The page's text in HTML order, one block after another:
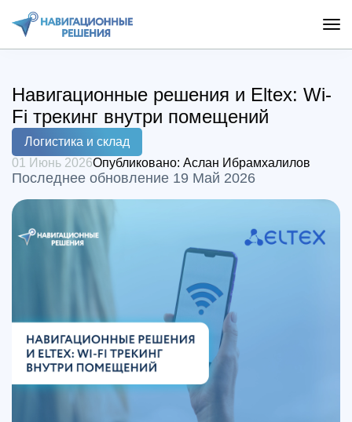
Логистика и склад
01 Июнь 2026Опубликовано: Аслан Ибрамхалилов
Последнее обновление 19 Май 2026
Навигационные решения и Eltex: Wi-
Fi трекинг внутри помещений